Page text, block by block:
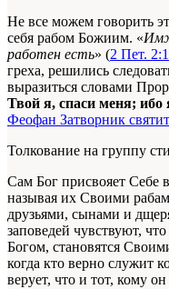
Не все можем говорить
себя рабом Божиим. «
работен есть» (2 Пет.
греха, решились
выразиться словами
Твой я, спаси меня; ибо
Феофан Затворник
Толкование на группу
Сам Бог присвояет
называя их Своими
друзьями, сынами и
заповедей чувствуют,
Богом, становятся
когда кто верно служит
верует, что и тот, кому